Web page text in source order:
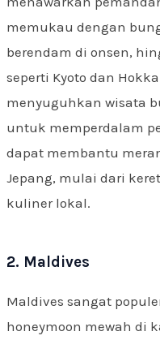
memukau dengan
berendam di onsen,
seperti Kyoto dan
menyuguhkan wisata
untuk memperdalam
dapat membantu
Jepang, mulai dari
kuliner lokal.
2. Maldives
Maldives sangat
honeymoon mewah di